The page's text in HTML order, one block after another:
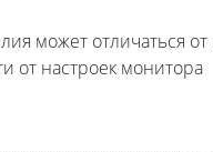
может отличаться
от настроек монитора